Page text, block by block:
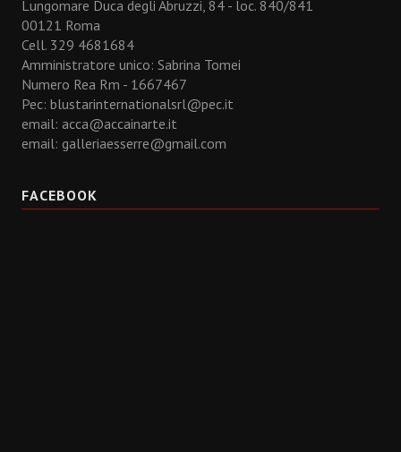
Lungomare Duca degli Abruzzi, 84 - loc. 840/841
00121 Roma
Cell. 329 4681684
Amministratore unico: Sabrina Tomei
Numero Rea Rm - 1667467
Pec: blustarinternationalsrl@pec.it
email: acca@accainarte.it
email: galleriaesserre@gmail.com
FACEBOOK